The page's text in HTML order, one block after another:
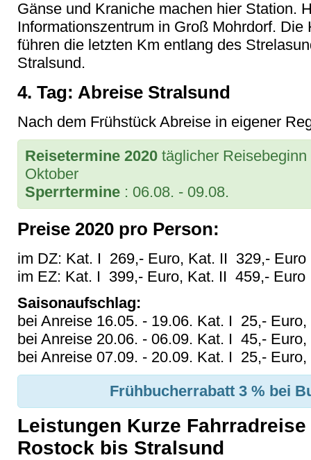
Gänse und Kraniche machen hier Station.
Informationszentrum in Groß Mohrdorf.
führen die letzten Km entlang des
Stralsund.
4. Tag: Abreise Stralsund
Nach dem Frühstück Abreise in eigener
Reisetermine 2020 täglicher
Oktober
Sperrtermine : 06.08. - 09.08.
Preise 2020 pro Person:
im DZ: Kat. I 269,- Euro, Kat. II 329,- Euro
im EZ: Kat. I 399,- Euro, Kat. II 459,- Euro
Saisonaufschlag:
bei Anreise 16.05. - 19.06. Kat. I 25,-
bei Anreise 20.06. - 06.09. Kat. I 45,-
bei Anreise 07.09. - 20.09. Kat. I 25,-
Frühbucherrabatt 3 % bei
Leistungen Kurze
Rostock bis Stralsund